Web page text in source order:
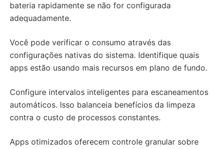
bateria rapidamente se não for configurada
adequadamente.
Você pode verificar o consumo através das
configurações nativas do sistema. Identifique quais
apps estão usando mais recursos em plano de fundo.
Configure intervalos inteligentes para escaneamentos
automáticos. Isso balanceia benefícios da limpeza
contra o custo de processos constantes.
Apps otimizados oferecem controle granular sobre